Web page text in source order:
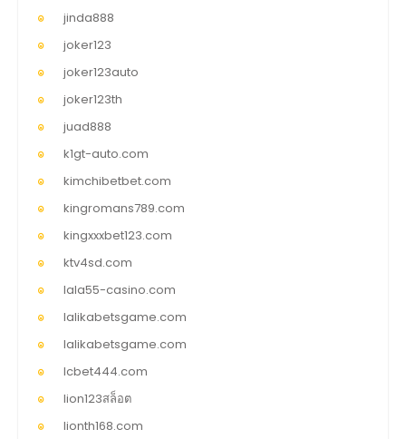
jinda888
joker123
joker123auto
joker123th
juad888
k1gt-auto.com
kimchibetbet.com
kingromans789.com
kingxxxbet123.com
ktv4sd.com
lala55-casino.com
lalikabetsgame.com
lalikabetsgame.com
lcbet444.com
lion123สล็อต
lionth168.com